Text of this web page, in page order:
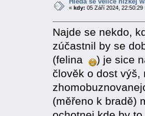
« kdy: 05 Září 2024, 22:50:29
Najde se nekdo,
zúčastnil by se
(felina
) je sice
člověk o dost výš,
(měřeno k bradě)